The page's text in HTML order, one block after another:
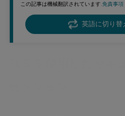
この記事は機械翻訳されています.免責事項
英語に切り替